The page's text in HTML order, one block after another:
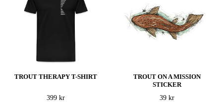
TROUT THERAPY T-SHIRT
399 kr
TROUT ON A MISSION
STICKER
39 kr